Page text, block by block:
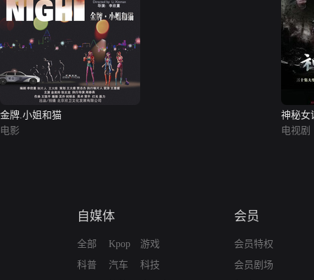
金牌.小姐和猫
电影
神秘女
电视剧
自媒体
全部
科普
Kpop
汽车
游戏
科技
会员
会员特权
会员剧场